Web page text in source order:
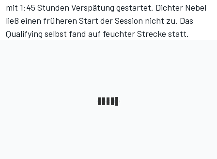
mit 1:45 Stunden Verspätung gestartet. Dichter Nebel
ließ einen früheren Start der Session nicht zu. Das
Qualifying selbst fand auf feuchter Strecke statt.